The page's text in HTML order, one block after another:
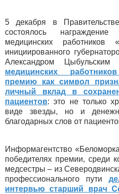
5 декабря в
состоялось награждение
медицинских
инициированного
Александром
медицинских
премию как символ
личный вклад в
пациентов: это не только
виде звезды, но и
благодарных слов от
Информагентство
победителях премии, среди
медсестры – из
профессионального пути
интервью старший врач